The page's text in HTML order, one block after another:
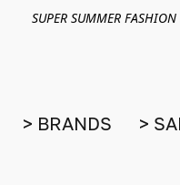
SUPER SUMMER
> BRANDS >